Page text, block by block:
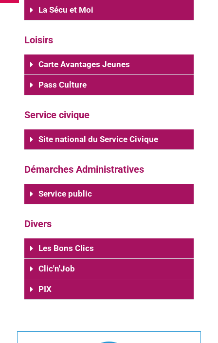
La Sécu et Moi
Loisirs
Carte Avantages Jeunes
Pass Culture
Service civique
Site national du Service Civique
Démarches Administratives
Service public
Divers
Les Bons Clics
Clic'n'Job
PIX